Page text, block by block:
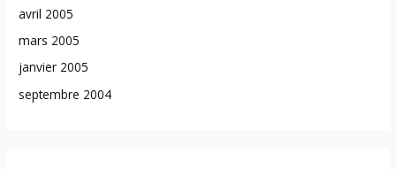
avril 2005
mars 2005
janvier 2005
septembre 2004